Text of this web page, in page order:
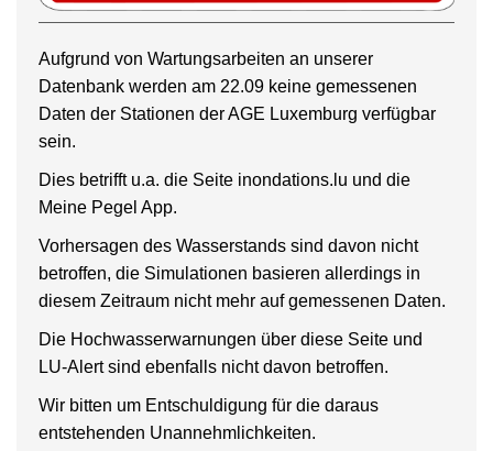
Aufgrund von Wartungsarbeiten an unserer
Datenbank werden am 22.09 keine gemessenen
Daten der Stationen der AGE Luxemburg verfügbar
sein.
Dies betrifft u.a. die Seite inondations.lu und die
Meine Pegel App.
Vorhersagen des Wasserstands sind davon nicht
betroffen, die Simulationen basieren allerdings in
diesem Zeitraum nicht mehr auf gemessenen Daten.
Die Hochwasserwarnungen über diese Seite und
LU-Alert sind ebenfalls nicht davon betroffen.
Wir bitten um Entschuldigung für die daraus
entstehenden Unannehmlichkeiten.